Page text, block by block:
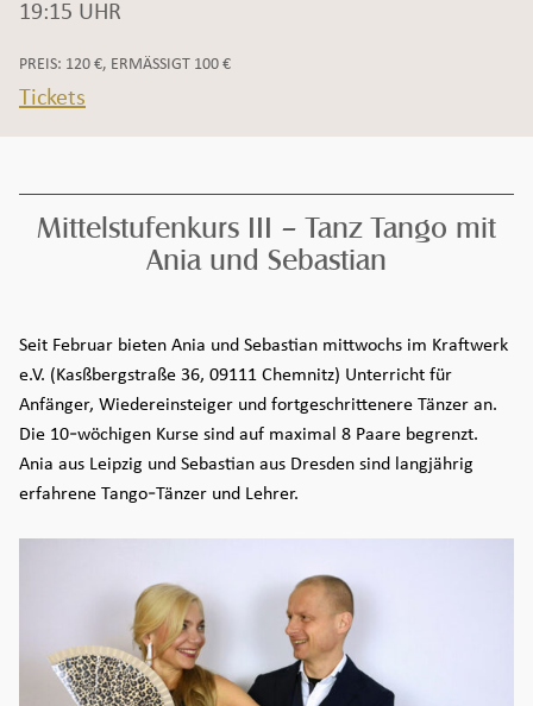
19:15 UHR
PREIS: 120 €, ERMÄSSIGT 100 €
Tickets
Mittelstufenkurs III – Tanz Tango mit
Ania und Sebastian
Seiteninhalt überspringen und zur Fußzeile gehen
Seit Februar bieten Ania und Sebastian mittwochs im Kraftwerk
e.V. (Kasßbergstraße 36, 09111 Chemnitz) Unterricht für
Anfänger, Wiedereinsteiger und fortgeschrittenere Tänzer an.
Die 10-wöchigen Kurse sind auf maximal 8 Paare begrenzt.
Ania aus Leipzig und Sebastian aus Dresden sind langjährig
erfahrene Tango-Tänzer und Lehrer.